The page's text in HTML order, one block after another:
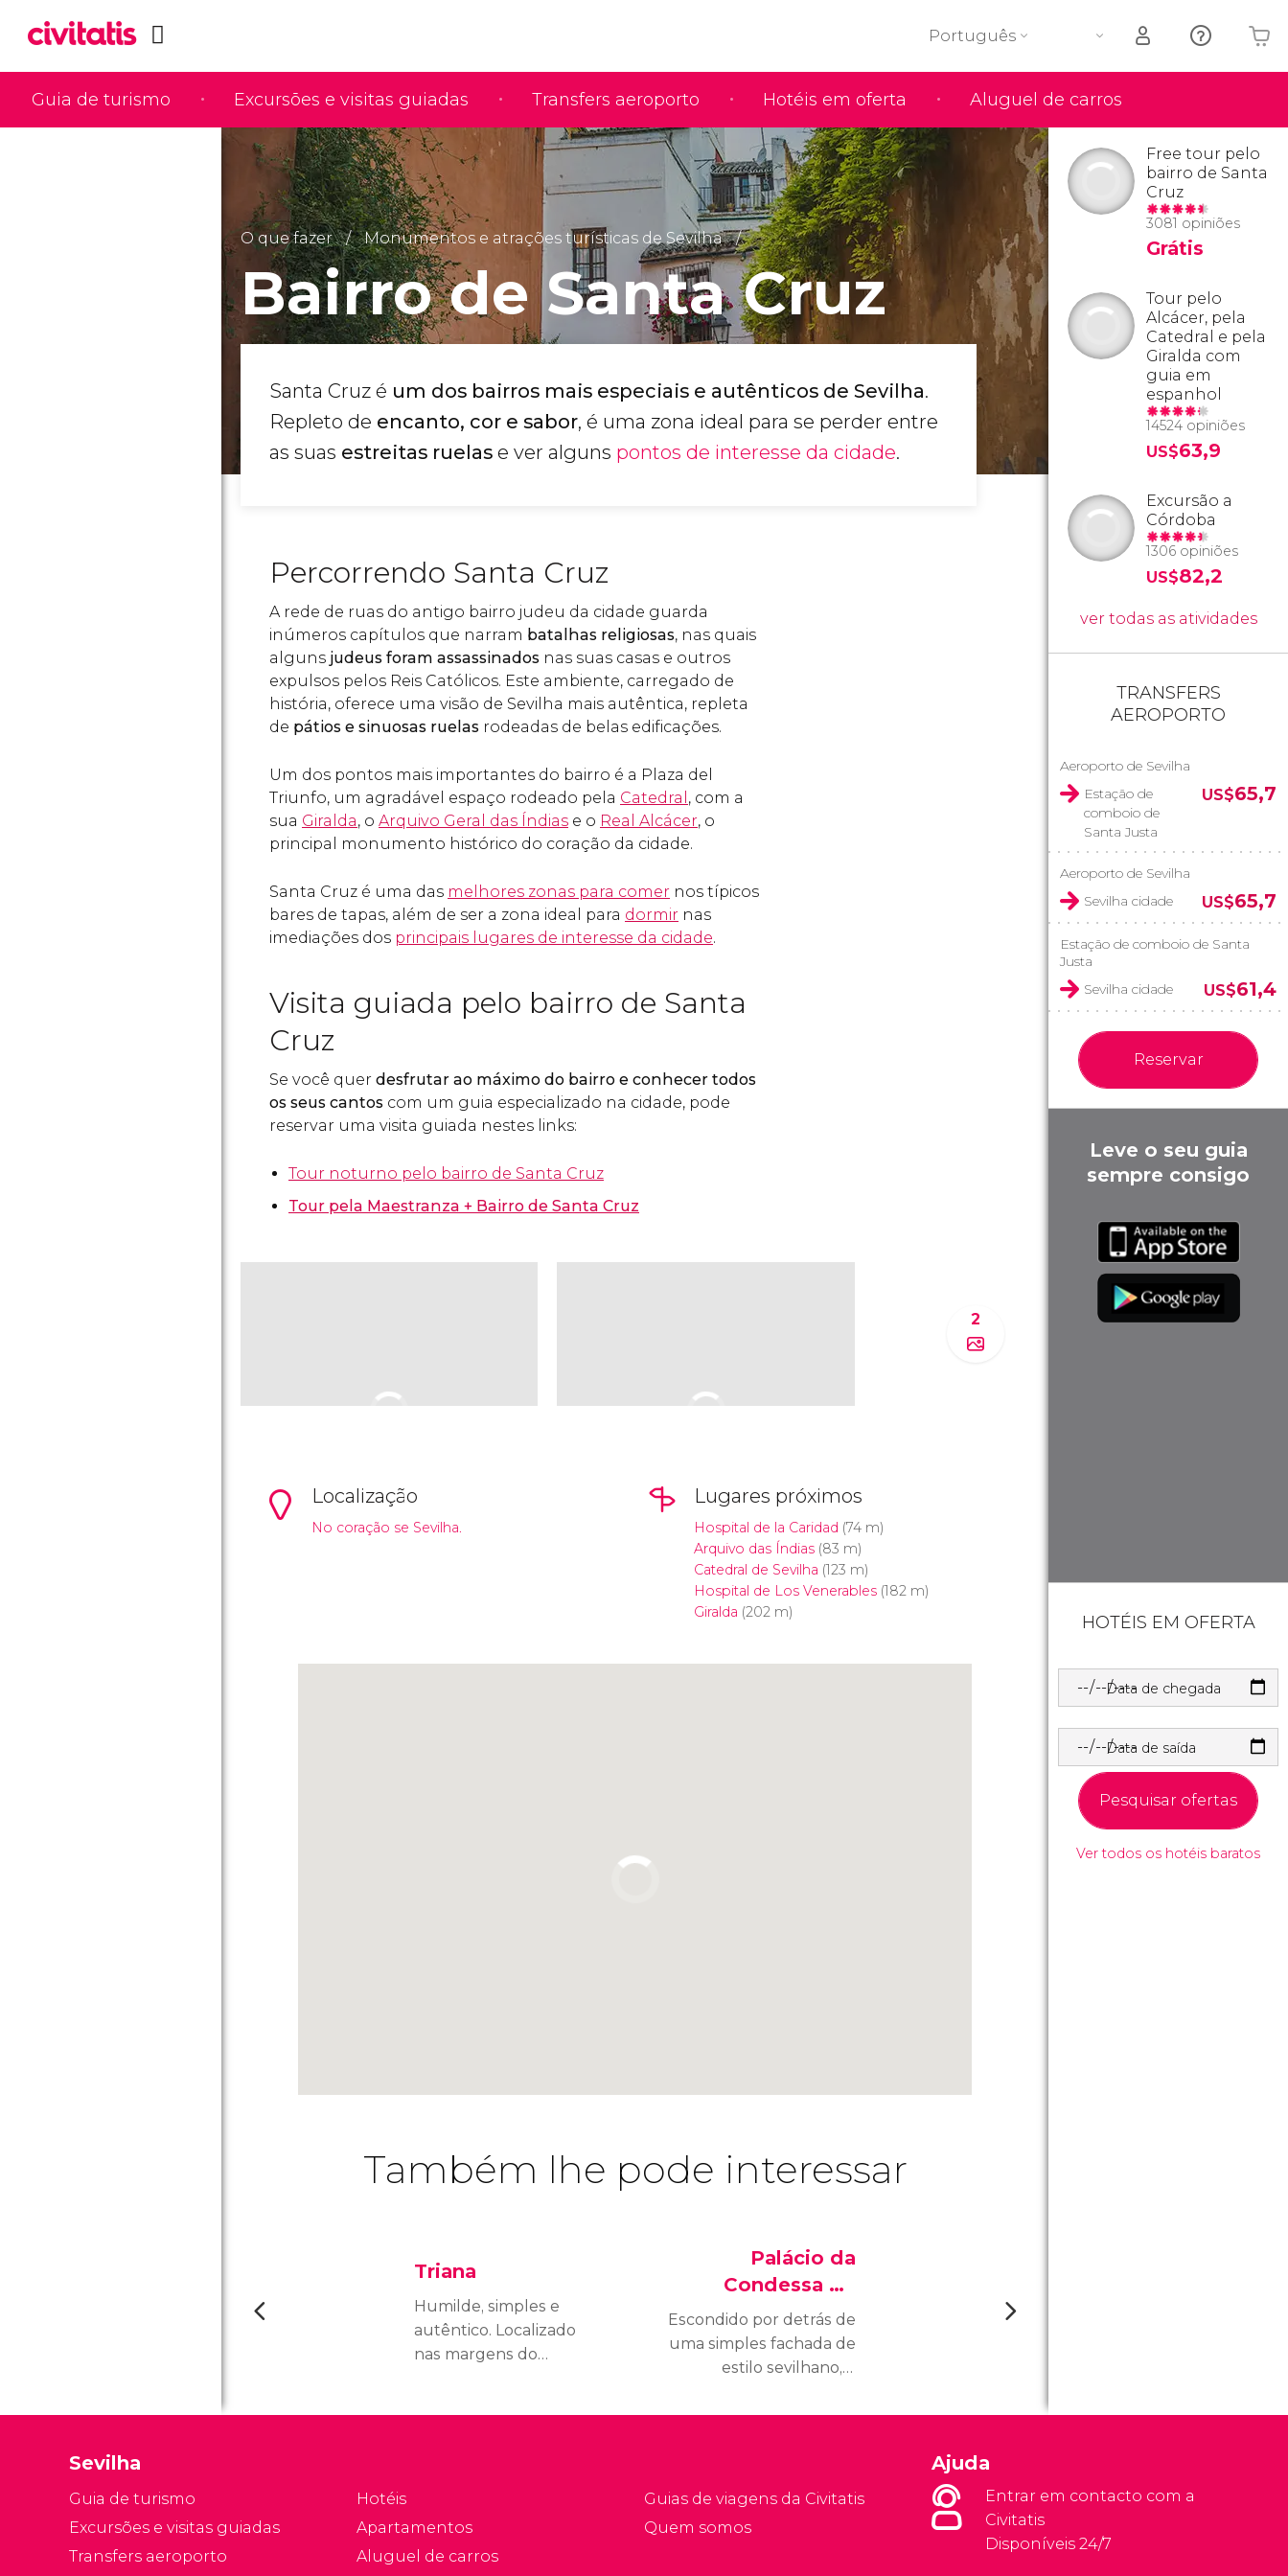
Guia de turismo Excursões e visitas guiadas Transfers aeroporto Hotéis em oferta Aluguel de carros
Português
O seu carrinho está vazio
O que fazer Monumentos e atrações turísticas de Sevilha
Bairro de Santa Cruz
Santa Cruz é um dos bairros mais especiais e autênticos de Sevilha.
Repleto de encanto, cor e sabor, é uma zona ideal para se perder entre
as suas estreitas ruelas e ver alguns pontos de interesse da cidade.
Percorrendo Santa Cruz
A rede de ruas do antigo bairro judeu da cidade guarda
inúmeros capítulos que narram batalhas religiosas, nas quais
alguns judeus foram assassinados nas suas casas e outros
expulsos pelos Reis Católicos. Este ambiente, carregado de
história, oferece uma visão de Sevilha mais autêntica, repleta
de pátios e sinuosas ruelas rodeadas de belas edificações.
Um dos pontos mais importantes do bairro é a Plaza del
Triunfo, um agradável espaço rodeado pela Catedral , com a
sua Giralda, o Arquivo Geral das Índias e o Real Alcácer, o
principal monumento histórico do coração da cidade.
Santa Cruz é uma das melhores zonas para comer nos típicos
bares de tapas, além de ser a zona ideal para dormir nas
imediações dos principais lugares de interesse da cidade.
Visita guiada pelo bairro de Santa
Cruz
Se você quer desfrutar ao máximo do bairro e conhecer todos
os seus cantos com um guia especializado na cidade, pode
reservar uma visita guiada nestes links:
Tour noturno pelo bairro de Santa Cruz
Tour pela Maestranza + Bairro de Santa Cruz
2
Localização
No coração se Sevilha.
Lugares próximos
Hospital de la Caridad (74 m)
Arquivo das Índias(83 m)
Catedral de Sevilha (123 m)
Hospital de Los Venerables(182 m)
Giralda (202 m)
Também lhe pode interessar
Triana
Humilde, simples e
autêntico. Localizado
nas margens do
Palácio da
Condessa de
Lebrija
Escondido por detrás de
uma simples fachada de
estilo sevilhano, o
Lebrija é uma majestosa
constitui uma das joias
ocultas mais chamativas
Free tour pelo
bairro de Santa
Cruz
3081 opiniões
Grátis
Tour pelo
Alcácer, pela
Catedral e pela
Giralda com
guia em
espanhol
14524 opiniões
US$63,9
Excursão a
Córdoba
1306 opiniões
US$82,2
ver todas as atividades
TRANSFERS
AEROPORTO
Aeroporto de Sevilha
Estação de
comboio de
Santa Justa
US$65,7
Aeroporto de Sevilha
Sevilha cidade
US$65,7
Estação de comboio de Santa
Justa
Sevilha cidade
US$61,4
Reservar
Leve o seu guia
sempre consigo
HOTÉIS EM OFERTA
Data de chegada
Data de saída
Pesquisar ofertas
Ver todos os hotéis baratos
Sevilha
Guia de turismo
Excursões e visitas guiadas
Transfers aeroporto
Hotéis
Apartamentos
Aluguel de carros
Guias de viagens da Civitatis
Quem somos
Ajuda
Entrar em contacto com a
Civitatis
Disponíveis 24/7